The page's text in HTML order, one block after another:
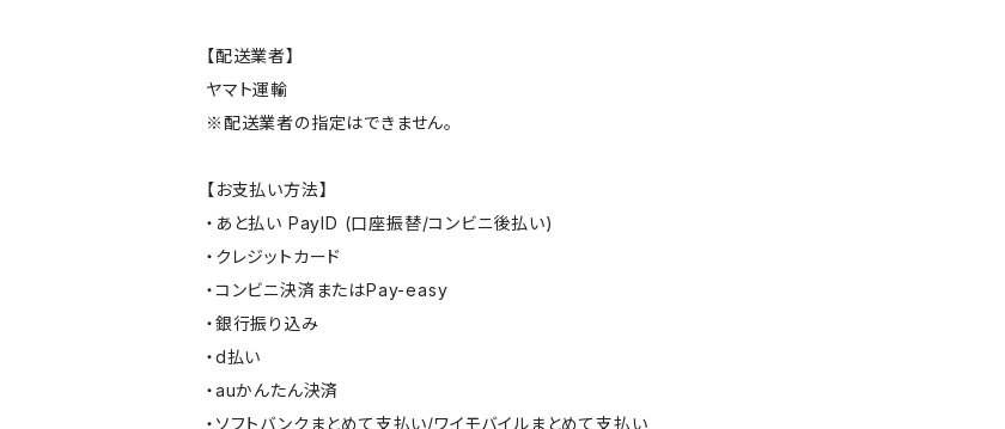
【配送業者】
ヤマト運輸
※配送業者の指定はできません。
【お支払い方法】
・あと払い PayID (口座振替/コンビニ後払い)
・クレジットカード
・コンビニ決済またはPay-easy
・銀行振り込み
・d払い
・auかんたん決済
・ソフトバンクまとめて支払い/ワイモバイルまとめて支払い